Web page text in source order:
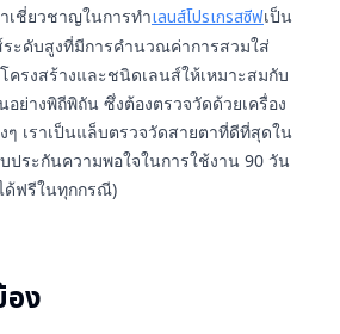
เชี่ยวชาญในการทำเลนส์โปรเกรสซีฟเป็น
ระดับสูงที่มีการคำนวณค่าการสวมใส่
ครงสร้างและชนิดเลนส์ให้เหมาะสมกับ
ย่างพิถีพิถัน ซึ่งต้องตรวจวัดด้วยเครื่อง
เราเป็นแล็บตรวจวัดสายตาที่ดีที่สุดใน
ประกันความพอใจในการใช้งาน 90 วัน
ด้ฟรีในทุกกรณี)
ง